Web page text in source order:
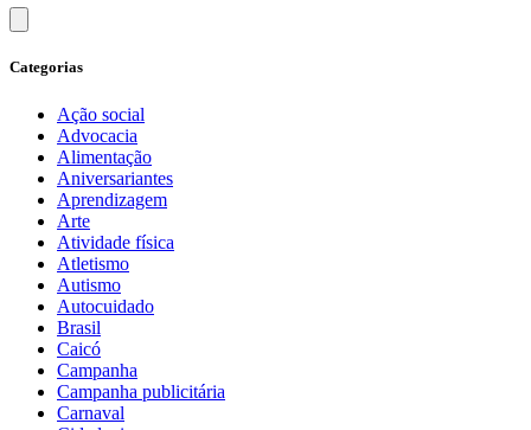
Categorias
Ação social
Advocacia
Alimentação
Aniversariantes
Aprendizagem
Arte
Atividade física
Atletismo
Autismo
Autocuidado
Brasil
Caicó
Campanha
Campanha publicitária
Carnaval